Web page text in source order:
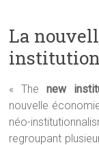
La
« Thenew
nouvelle
néo-
regroupant